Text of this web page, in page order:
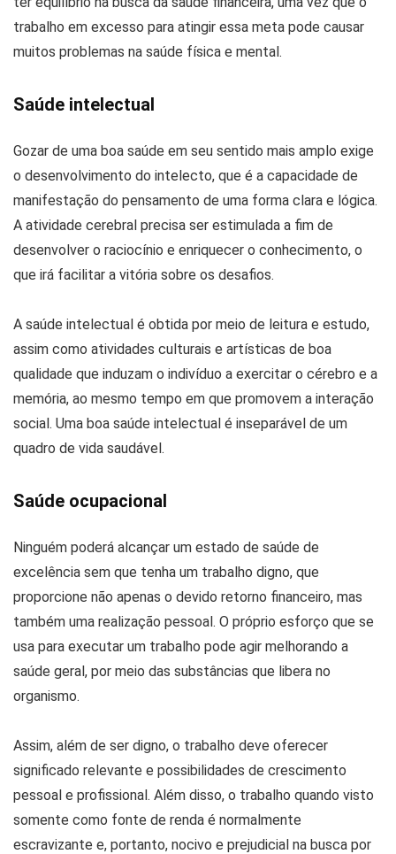
trabalho em excesso para atingir essa meta pode causar
muitos problemas na saúde física e mental.
Saúde intelectual
Gozar de uma boa saúde em seu sentido mais amplo exige
o desenvolvimento do intelecto, que é a capacidade de
manifestação do pensamento de uma forma clara e lógica.
A atividade cerebral precisa ser estimulada a fim de
desenvolver o raciocínio e enriquecer o conhecimento, o
que irá facilitar a vitória sobre os desafios.
A saúde intelectual é obtida por meio de leitura e estudo,
assim como atividades culturais e artísticas de boa
qualidade que induzam o indivíduo a exercitar o cérebro e a
memória, ao mesmo tempo em que promovem a interação
social. Uma boa saúde intelectual é inseparável de um
quadro de vida saudável.
Saúde ocupacional
Ninguém poderá alcançar um estado de saúde de
excelência sem que tenha um trabalho digno, que
proporcione não apenas o devido retorno financeiro, mas
também uma realização pessoal. O próprio esforço que se
usa para executar um trabalho pode agir melhorando a
saúde geral, por meio das substâncias que libera no
organismo.
Assim, além de ser digno, o trabalho deve oferecer
significado relevante e possibilidades de crescimento
pessoal e profissional. Além disso, o trabalho quando visto
somente como fonte de renda é normalmente
escravizante e, portanto, nocivo e prejudicial na busca por